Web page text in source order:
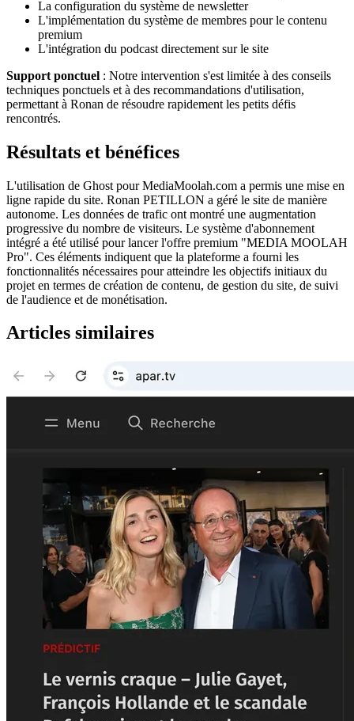
La configuration du système de newsletter
L'implémentation du système de membres pour le contenu
premium
L'intégration du podcast directement sur le site
Support ponctuel : Notre intervention s'est limitée à des conseils
techniques ponctuels et à des recommandations d'utilisation,
permettant à Ronan de résoudre rapidement les petits défis
rencontrés.
Résultats et bénéfices
L'utilisation de Ghost pour MediaMoolah.com a permis une mise en
ligne rapide du site. Ronan PETILLON a géré le site de manière
autonome. Les données de trafic ont montré une augmentation
progressive du nombre de visiteurs. Le système d'abonnement
intégré a été utilisé pour lancer l'offre premium "MEDIA MOOLAH
Pro". Ces éléments indiquent que la plateforme a fourni les
fonctionnalités nécessaires pour atteindre les objectifs initiaux du
projet en termes de création de contenu, de gestion du site, de suivi
de l'audience et de monétisation.
Articles similaires